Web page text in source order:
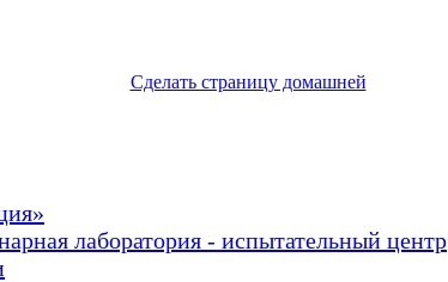
Сделать страницу домашней
лаборатория - испытательный центр